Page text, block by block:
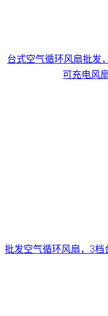
台式空气循环风扇批发
可充电风
批发空气循环风扇，3